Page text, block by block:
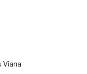
Viana